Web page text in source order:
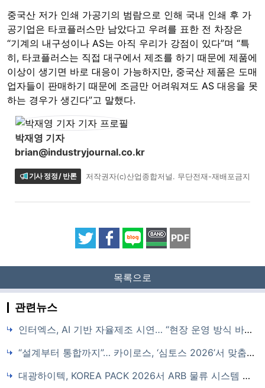
중국산 저가 인쇄 가공기의 범람으로 인해 국내 인쇄 후 가
공기업은 타코플러스만 남았다고 우려를 표한 전 차장은
“기계의 내구성이나 AS는 아직 우리가 강점이 있다”며 “특
히, 타코플러스는 직접 대구에서 제조를 하기 때문에 제품에
이상이 생기면 바로 대응이 가능하지만, 중국산 제품은 도매
업자들이 판매하기 때문에 조금만 어려워져도 AS 대응을 못
하는 경우가 생긴다”고 말했다.
박재영 기자
brian@industryjournal.co.kr
기사 정정 / 반론 저작권자(c)산업종합저널. 무단전재-재배포금지
PDF
목록으로
관련뉴스
인터엑스, AI 기반 자율제조 시연… “현장 운영 방식 바꾼다”
“설계부터 통합까지”… 카이로스, ‘심토스 2026’서 맞춤형 자동화 솔루션 제시
대광하이텍, KOREA PACK 2026서 ARB 물류 시스템 시연